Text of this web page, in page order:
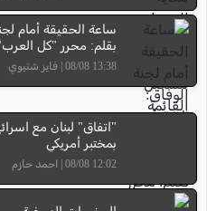
ساعة الحقيقة أمام
بقلم: محرر "كل
13:38 08/08 | فايز شتيوي
"اتفاق" لبنان مع
بمختبر أمريكي
12:02 08/08 | احمد حازم